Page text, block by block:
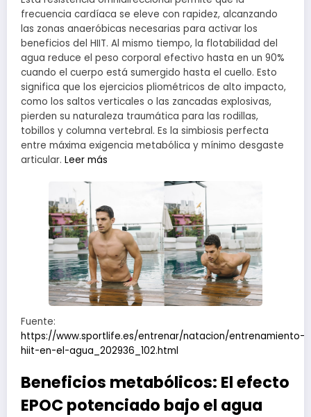
frecuencia cardíaca se eleve con rapidez, alcanzando
las zonas anaeróbicas necesarias para activar los
beneficios del HIIT. Al mismo tiempo, la flotabilidad del
agua reduce el peso corporal efectivo hasta en un 90%
cuando el cuerpo está sumergido hasta el cuello. Esto
significa que los ejercicios pliométricos de alto impacto,
como los saltos verticales o las zancadas explosivas,
pierden su naturaleza traumática para las rodillas,
tobillos y columna vertebral. Es la simbiosis perfecta
entre máxima exigencia metabólica y mínimo desgaste
articular. Leer más
Fuente:
https://www.sportlife.es/entrenar/natacion/entrenamiento-
hiit-en-el-agua_202936_102.html
Beneficios metabólicos: El efecto
EPOC potenciado bajo el agua